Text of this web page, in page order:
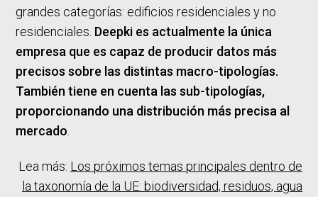
grandes categorías: edificios residenciales y no
residenciales. Deepki es actualmente la única
empresa que es capaz de producir datos más
precisos sobre las distintas macro-tipologías.
También tiene en cuenta las sub-tipologías,
proporcionando una distribución más precisa al
mercado
Lea más: Los próximos temas principales dentro de
la taxonomía de la UE: biodiversidad, residuos, agua